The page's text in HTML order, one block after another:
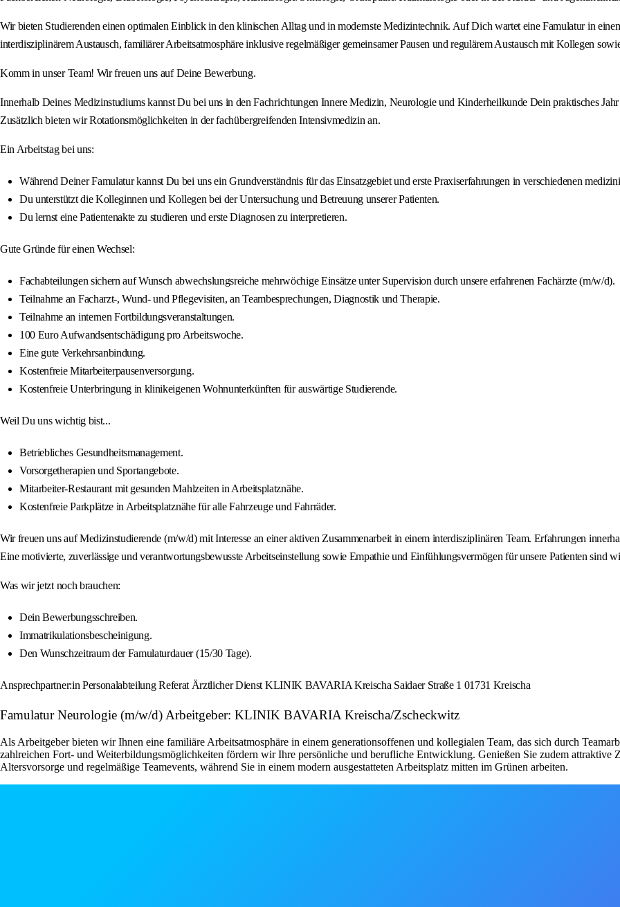
Wir bieten Studierenden einen optimalen Einblick in den klinischen Alltag und in modernste Medizintechnik. Auf Dich wartet eine Famulatur in
interdisziplinärem Austausch, familiärer Arbeitsatmosphäre inklusive regelmäßiger gemeinsamer Pausen und regulärem Austausch mit Kollegen
Komm in unser Team! Wir freuen uns auf Deine Bewerbung.
Innerhalb Deines Medizinstudiums kannst Du bei uns in den Fachrichtungen Innere Medizin, Neurologie und Kinderheilkunde Dein praktisches
Zusätzlich bieten wir Rotationsmöglichkeiten in der fachübergreifenden Intensivmedizin an.
Ein Arbeitstag bei uns:
Während Deiner Famulatur kannst Du bei uns ein Grundverständnis für das Einsatzgebiet und erste Praxiserfahrungen in verschiedenen
Du unterstützt die Kolleginnen und Kollegen bei der Untersuchung und Betreuung unserer Patienten.
Du lernst eine Patientenakte zu studieren und erste Diagnosen zu interpretieren.
Gute Gründe für einen Wechsel:
Fachabteilungen sichern auf Wunsch abwechslungsreiche mehrwöchige Einsätze unter Supervision durch unsere erfahrenen Fachärzte (m/w/d).
Teilnahme an Facharzt-, Wund- und Pflegevisiten, an Teambesprechungen, Diagnostik und Therapie.
Teilnahme an internen Fortbildungsveranstaltungen.
100 Euro Aufwandsentschädigung pro Arbeitswoche.
Eine gute Verkehrsanbindung.
Kostenfreie Mitarbeiterpausenversorgung.
Kostenfreie Unterbringung in klinikeigenen Wohnunterkünften für auswärtige Studierende.
Weil Du uns wichtig bist...
Betriebliches Gesundheitsmanagement.
Vorsorgetherapien und Sportangebote.
Mitarbeiter-Restaurant mit gesunden Mahlzeiten in Arbeitsplatznähe.
Kostenfreie Parkplätze in Arbeitsplatznähe für alle Fahrzeuge und Fahrräder.
Wir freuen uns auf Medizinstudierende (m/w/d) mit Interesse an einer aktiven Zusammenarbeit in einem interdisziplinären Team. Erfahrungen
Eine motivierte, zuverlässige und verantwortungsbewusste Arbeitseinstellung sowie Empathie und Einfühlungsvermögen für unsere Patienten sind
Was wir jetzt noch brauchen:
Dein Bewerbungsschreiben.
Immatrikulationsbescheinigung.
Den Wunschzeitraum der Famulaturdauer (15/30 Tage).
Ansprechpartner:in Personalabteilung Referat Ärztlicher Dienst KLINIK BAVARIA Kreischa Saidaer Straße 1 01731 Kreischa
Famulatur Neurologie (m/w/d) Arbeitgeber: KLINIK BAVARIA Kreischa/Zscheckwitz
Als Arbeitgeber bieten wir Ihnen eine familiäre Arbeitsatmosphäre in einem generationsoffenen und kollegialen Team, das sich durch
zahlreichen Fort- und Weiterbildungsmöglichkeiten fördern wir Ihre persönliche und berufliche Entwicklung. Genießen Sie zudem attraktive
Altersvorsorge und regelmäßige Teamevents, während Sie in einem modern ausgestatteten Arbeitsplatz mitten im Grünen arbeiten.